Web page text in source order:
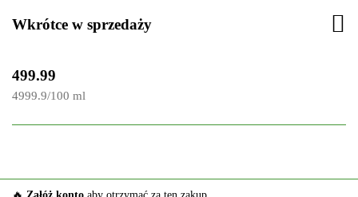
Wkrótce w sprzedaży
499.99
4999.9/100 ml